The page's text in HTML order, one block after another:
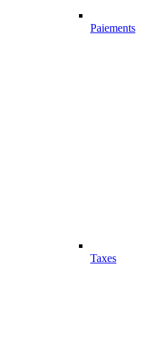
Paiements
Taxes